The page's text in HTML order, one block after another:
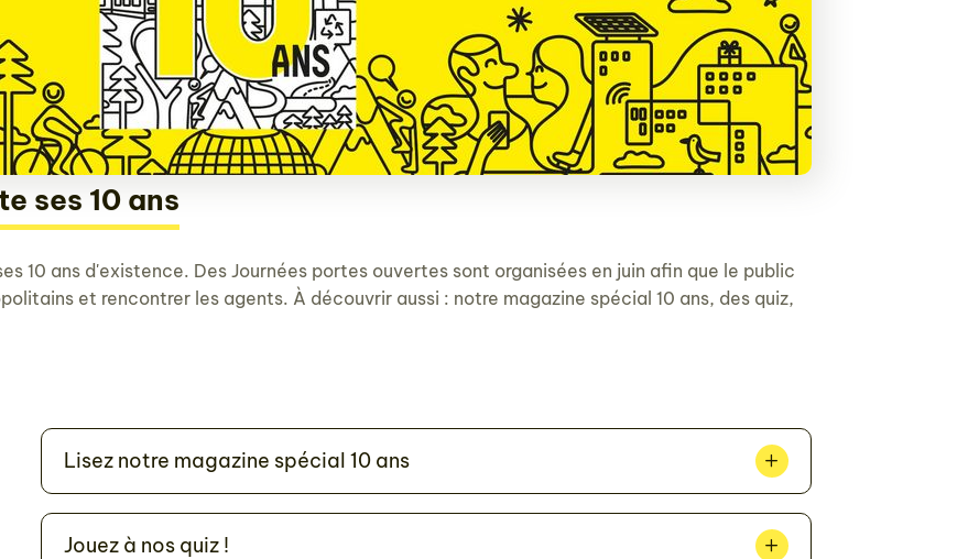
ses 10 ans
10 ans d'existence. Des Journées portes ouvertes sont organisées en juin afin que le public
et rencontrer les agents. À découvrir aussi : notre magazine spécial 10 ans, des quiz,
Lisez notre magazine spécial 10 ans
Jouez à nos quiz !